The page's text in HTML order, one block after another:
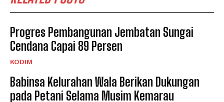
Progres Pembangunan Jembatan Sungai
Cendana Capai 89 Persen
KODIM
Babinsa Kelurahan Wala Berikan Dukungan
pada Petani Selama Musim Kemarau